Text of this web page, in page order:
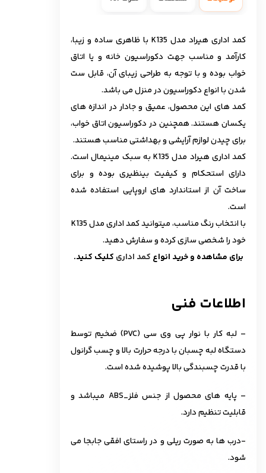
کمد اداری هیراد مدل K135 با ظاهری ساده و زیبا،
کارآمد و مناسب جهت دکوراسیون خانه و یا اتاق
خواب بوده و با توجه به طراحی زیبای آن، قابل ست
شدن با انواع دکوراسیون در منزل می باشد.
کمد های این محصول، عمیق و جادار در اندازه های
یکسان هستند. همچنین در دکوراسیون اتاق خواب،
برای چیدن لوازم آرایشی و بهداشتی مناسب هستند.
کمد اداری هیراد مدل K135 به سبک مینیمال است.
دارای استحکام و کیفیت بینظیری بوده و برای
ساخت آن از استاندارد های اروپایی استفاده شده
است.
با انتخاب رنگ مناسب، میتوانید کمد اداری مدل K135
خود را شخصی سازی کرده و سفارش دهید.
برای مشاهده و خرید انواع کمد اداری کلیک کنید.
اطلاعات فنی
– لبه کار با نوار پی وی سی (PVC) ضخیم توسط
دستگاه لبه چسبان با درجه حرارت بالا و چسب گرانول
با قدرت چسبندگی بالا پوشیده شده است.
– پایه های محصول از جنس فلز_ABS میباشد و
قابلیت تنظیم دارد.
-درب ها به صورت ریلی و در راستای افقی جابجا می
شود.